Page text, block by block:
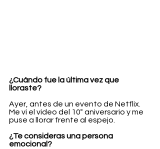
¿Cuándo fue la última vez que
lloraste?
Ayer, antes de un evento de Netflix.
Me ví el vídeo del 10º aniversario y me
puse a llorar frente al espejo.
¿Te consideras una persona
emocional?